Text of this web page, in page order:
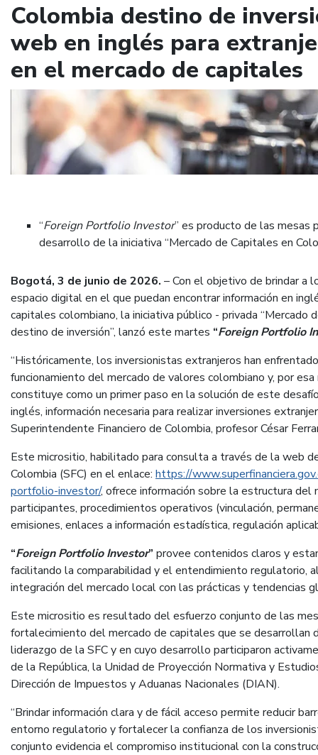
Colombia destino de
web en inglés para
en el mercado de capitales
“Foreign Portfolio Investor” es producto de las mesas
desarrollo de la iniciativa “Mercado de Capitales en
Bogotá, 3 de junio de 2026. – Con el objetivo de brindar a
espacio digital en el que puedan encontrar información en
capitales colombiano, la iniciativa público - privada “Mercado
destino de inversión”, lanzó este martes “Foreign Portfolio
“Históricamente, los inversionistas extranjeros han
funcionamiento del mercado de valores colombiano y, por
constituye como un primer paso en la solución de este
inglés, información necesaria para realizar inversiones
Superintendente Financiero de Colombia, profesor César
Este micrositio, habilitado para consulta a través de la web
Colombia (SFC) en el enlace: https://
portfolio-investor/, ofrece información sobre la estructura
participantes, procedimientos operativos (vinculación,
emisiones, enlaces a información estadística, regulación
“Foreign Portfolio Investor” provee contenidos claros y
facilitando la comparabilidad y el entendimiento regulatorio,
integración del mercado local con las prácticas y tendencias
Este micrositio es resultado del esfuerzo conjunto de las
fortalecimiento del mercado de capitales que se desarrollan
liderazgo de la SFC y en cuyo desarrollo participaron
de la República, la Unidad de Proyección Normativa y
Dirección de Impuestos y Aduanas Nacionales (DIAN).
“Brindar información clara y de fácil acceso permite reducir
entorno regulatorio y fortalecer la confianza de los
conjunto evidencia el compromiso institucional con la